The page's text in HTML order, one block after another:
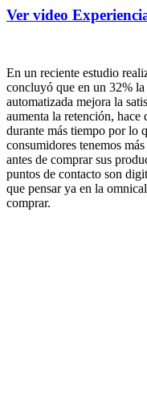
Ver video
En un reciente estudio
concluyó que en un 32% la
automatizada mejora la
aumenta la retención, hace
durante más tiempo por lo
consumidores tenemos
antes de comprar sus
puntos de contacto son
que pensar ya en la
comprar.